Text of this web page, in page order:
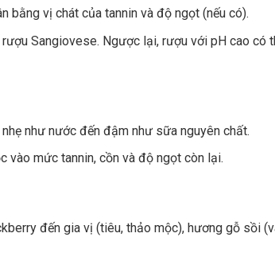
bằng vị chát của tannin và độ ngọt (nếu có).
Sangiovese. Ngược lại, rượu với pH cao có
như nước đến đậm như sữa nguyên chất.
vào mức tannin, cồn và độ ngọt còn lại.
đến gia vị (tiêu, thảo mộc), hương gỗ sồi